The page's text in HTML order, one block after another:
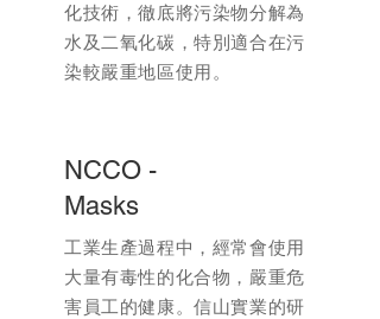
化技術，徹底將污染物分解為
水及二氧化碳，特別適合在污
染較嚴重地區使用。
NCCO -
Masks
工業生產過程中，經常會使用
大量有毒性的化合物，嚴重危
害員工的健康。信山實業的研